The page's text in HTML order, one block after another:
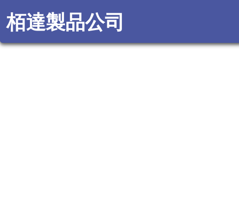
栢達製品公司